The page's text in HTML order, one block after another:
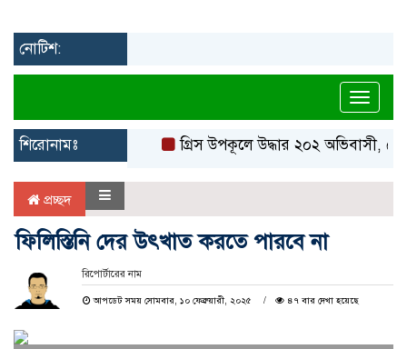
নোটিশ:
শিরোনামঃ গ্রিস উপকূলে উদ্ধার ২০২ অভিবাসী,
প্রচ্ছদ
ফিলিস্তিনি দের উৎখাত করতে পারবে না
রিপোর্টারের নাম
আপডেট সময় সোমবার, ১০ ফেব্রুয়ারী, ২০২৫ ৪৭ বার দেখা হয়েছে